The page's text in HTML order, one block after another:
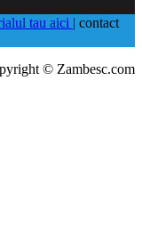
tau aici | contact
© Zambesc.com